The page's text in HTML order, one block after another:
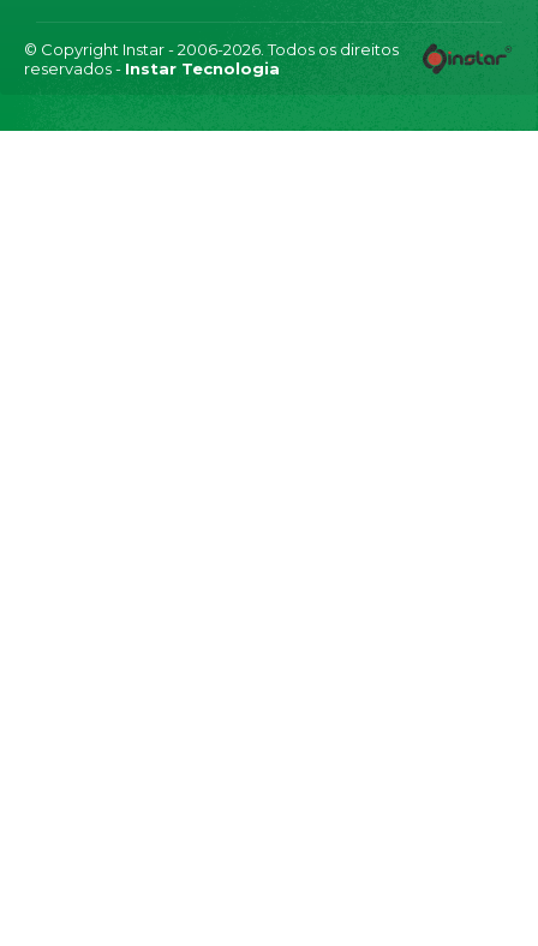
© Copyright Instar - 2006-2026. Todos os direitos
reservados - Instar Tecnologia